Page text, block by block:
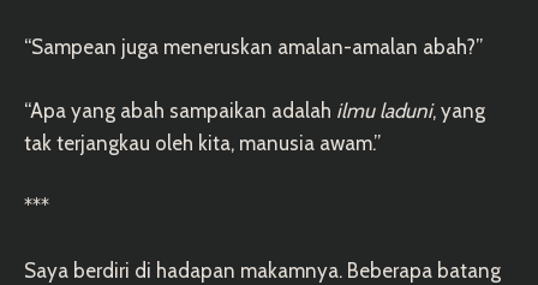
“Sampean juga meneruskan amalan-amalan abah?”
“Apa yang abah sampaikan adalah ilmu laduni, yang
tak terjangkau oleh kita, manusia awam.”
***
Saya berdiri di hadapan makamnya. Beberapa batang